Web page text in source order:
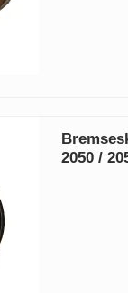
2050 /